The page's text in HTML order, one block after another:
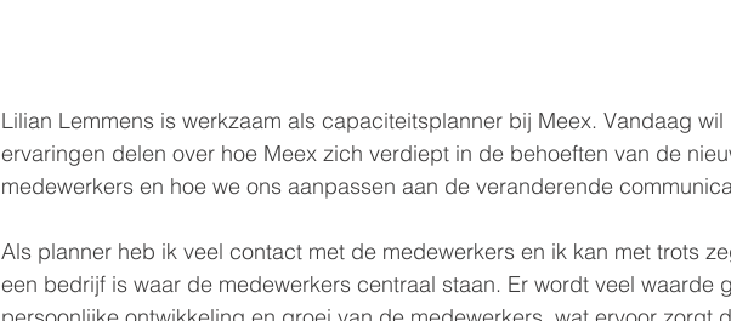
Lilian Lemmens is werkzaam als capaciteitsplanner bij Meex. Vandaag
ervaringen delen over hoe Meex zich verdiept in de behoeften van de
medewerkers en hoe we ons aanpassen aan de veranderende
Als planner heb ik veel contact met de medewerkers en ik kan met trots
een bedrijf is waar de medewerkers centraal staan. Er wordt veel waarde